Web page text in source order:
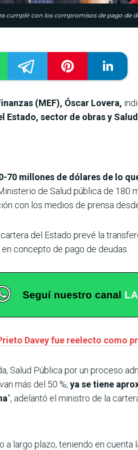
cumplir con los compromisos de pago de
(MEF), Óscar Lovera,
Estado, sector de obras y
70 millones de dólares de lo
de Salud pública de 180
con los medios de prensa
del Estado prevé la
en concepto de pago de deudas.
Davey fue reelecto como
Salud Pública por un proceso
más del 50 %, ya se tiene
”, adelantó el ministro de la
a largo plazo, teniendo en